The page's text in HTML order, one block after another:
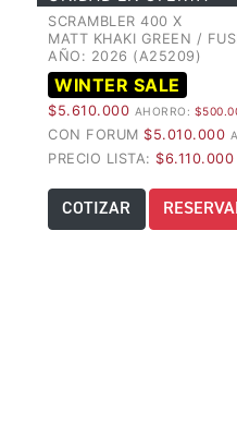
SCRAMBLER 400 X
MATT KHAKI GREEN /
AÑO: 2026 (A25209)
WINTER SALE
$5.610.000 AHORRO:
CON FORUM $5.010.000
PRECIO LISTA: $6.110.000
COTIZAR